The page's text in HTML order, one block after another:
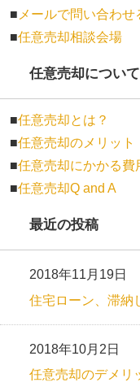
■メールで問い合わせ
■任意売却相談会場
任意売却について
■任意売却とは？
■任意売却のメリット
■任意売却にかかる費
■任意売却Q and A
最近の投稿
2018年11月19日
住宅ローン、滞納
2018年10月2日
任意売却のデメリ